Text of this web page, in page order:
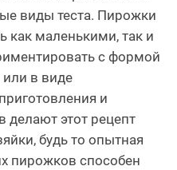
виды теста. Пирожки
как маленькими, так и
с формой
в виде
и
делают этот рецепт
будь то опытная
пирожков способен